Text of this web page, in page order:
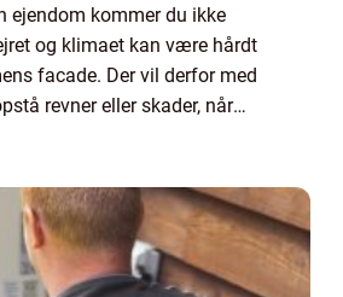
ejendom kommer du ikke
og klimaet kan være hårdt
facade. Der vil derfor med
revner eller skader, når